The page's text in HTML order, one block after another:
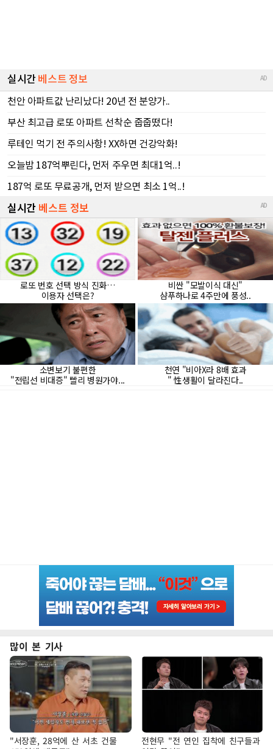
많이 본 기사
"서장훈, 28억에 산 서초 건물
전현무 "전 연인 집착에 친구들과